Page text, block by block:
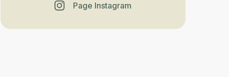
Page Instagram